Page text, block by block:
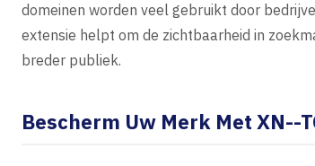
domeinen worden veel gebruikt door
extensie helpt om de zichtbaarheid in
breder publiek.
Bescherm Uw Merk Met XN--